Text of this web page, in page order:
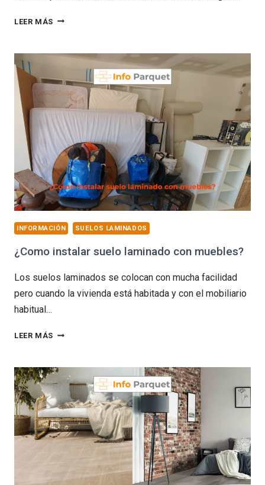
LEER MÁS KAHRS
EL
ECOLÓGICO
INFORMACIÓN SUELOS LAMINADOS
¿Como instalar suelo laminado con muebles?
Los suelos laminados se colocan con mucha facilidad
pero cuando la vivienda está habitada y con el mobiliario
habitual…
LEER MÁS ¿COMO
SUELO
LAMINADO
CON
MUEBLES?